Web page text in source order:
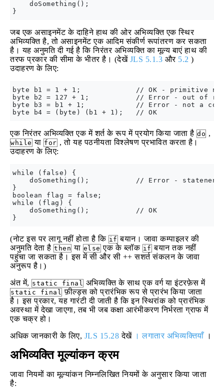
    doSomething();
जब एक असाइनमेंट के दाहिने हाथ की ओर अभिव्यक्ति एक स्थिर
अभिव्यक्ति है, तो असाइनमेंट एक आदिम संकीर्ण रूपांतरण कर सकता
है। यह अनुमति दी गई है कि निरंतर अभिव्यक्ति का मूल्य बाएं हाथ की
तरफ प्रकार की सीमा के भीतर है। (देखें JLS 5.1.3 और 5.2 )
उदाहरण के लिए:
byte b1 = 1 + 1;             // OK - primitive
byte b2 = 127 + 1;           // Error - out of
byte b3 = b1 + 1;            // Error - not a
एक निरंतर अभिव्यक्ति एक में शर्त के रूप में प्रयोग किया जाता है do ,
while या for , तो यह पठनीयता विश्लेषण प्रभावित करता है।
उदाहरण के लिए:
while (false) {
doSomething();           // Error - statenent
}
boolean flag = false;
while (flag) {
    doSomething();           // OK
(नोट इस पर लागू नहीं होता है कि if बयान। जावा कम्पाइलर की
अनुमति देता है then या else एक के ब्लॉक if बयान तक नहीं
पहुंचा जा सकता है। इस में सी और सी ++ सशर्त संकलन के जावा
अनुरूप है।)
अंत में, static final अभिव्यक्ति के साथ एक वर्ग या इंटरफ़ेस में
static final फ़ील्ड्स को प्रारंभिक रूप से प्रारंभ किया जाता
है। इस प्रकार, यह गारंटी दी जाती है कि इन स्थिरांक को प्रारंभिक
अवस्था में देखा जाएगा, तब भी जब कक्षा आरंभीकरण निर्भरता ग्राफ में
एक चक्र हो।
अधिक जानकारी के लिए, JLS 15.28 देखें । लगातार अभिव्यक्तियाँ।
अभिव्यक्ति मूल्यांकन क्रम
जावा नियमों का मूल्यांकन निम्नलिखित नियमों के अनुसार किया जाता
है: